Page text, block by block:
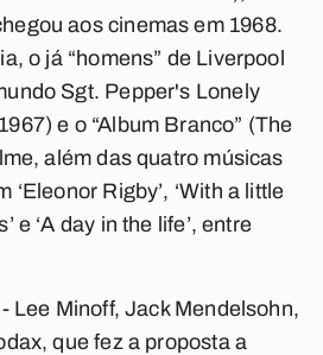
aos cinemas em 1968.
o já “homens” de Liverpool
Sgt. Pepper's Lonely
e o “Album Branco” (The
além das quatro músicas
‘Eleonor Rigby’, ‘With a little
e ‘A day in the life’, entre
Lee Minoff, Jack Mendelsohn,
que fez a proposta a